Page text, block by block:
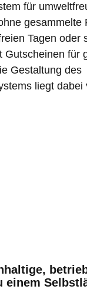
für
gesammelte
Tagen oder
Gutscheinen für
Gestaltung des
liegt dabei
einem